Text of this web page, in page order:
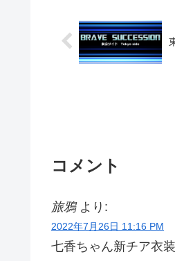
コメント
旅鴉 より:
2022年7月26日 11:16 PM
七香ちゃん新チア衣